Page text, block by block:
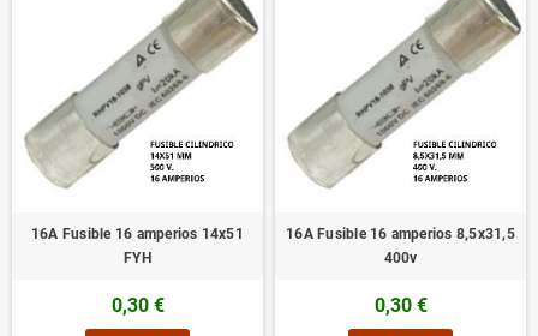
16A Fusible 16 amperios 14x51
FYH
0,30 €
16A Fusible 16 amperios 8,5x31,5
400v
0,30 €